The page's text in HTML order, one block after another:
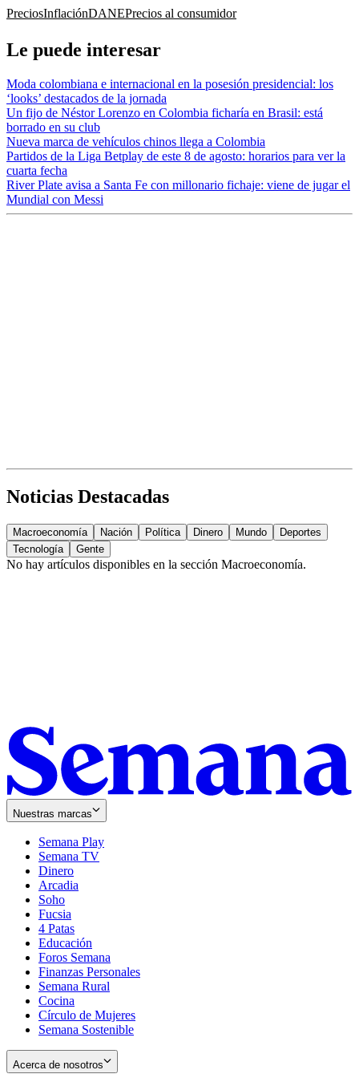
PreciosInflaciónDANEPrecios al consumidor
Le puede interesar
Moda colombiana e internacional en la posesión presidencial: los
‘looks’ destacados de la jornada
Un fijo de Néstor Lorenzo en Colombia ficharía en Brasil: está
borrado en su club
Nueva marca de vehículos chinos llega a Colombia
Partidos de la Liga Betplay de este 8 de agosto: horarios para ver la
cuarta fecha
River Plate avisa a Santa Fe con millonario fichaje: viene de jugar el
Mundial con Messi
Noticias Destacadas
Macroeconomía Nación Política Dinero Mundo
Deportes
Tecnología
Gente
No hay artículos disponibles en la sección Macroeconomía.
Nuestras marcas
Semana Play
Semana TV
Dinero
Arcadia
Soho
in
new
window
Fucsia
in
new
window
4 Patas
Educación
Foros Semana
Finanzas Personales
Semana Rural
Cocina
Círculo de Mujeres
Semana Sostenible
Acerca de nosotros